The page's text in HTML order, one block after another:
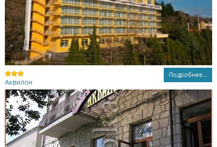
Подробнее...
Аквилон